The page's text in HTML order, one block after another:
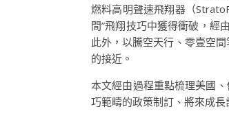
燃料高明聲速飛翔器（
間”飛翔技巧中獲得衝破，經
此外，以騰空天行、零壹空
的接近。
本文經由過程重點梳理美國
巧範疇的政策制訂、將來成